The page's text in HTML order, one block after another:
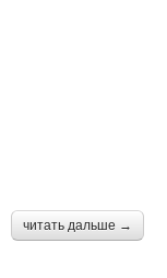
читать дальше →